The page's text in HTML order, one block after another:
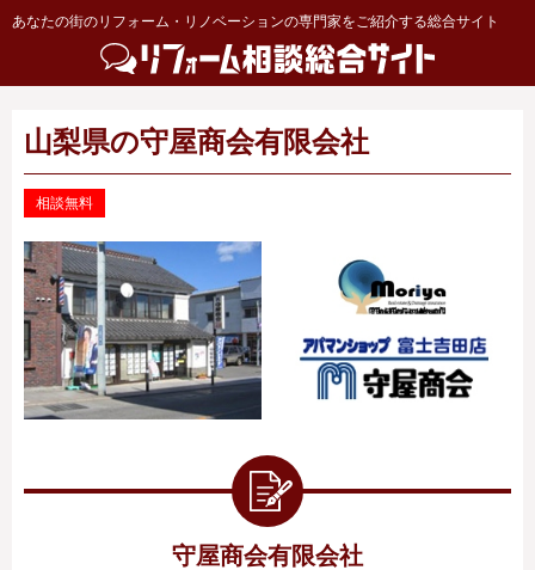
あなたの街のリフォーム・リノベーションの専門家をご紹介する総合サイト
山梨県の守屋商会有限会社
相談無料
守屋商会有限会社